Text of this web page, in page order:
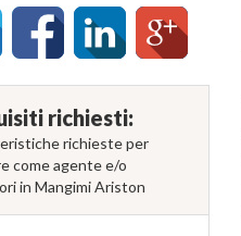
richiesti:
richieste per
come agente e/o
in Mangimi Ariston